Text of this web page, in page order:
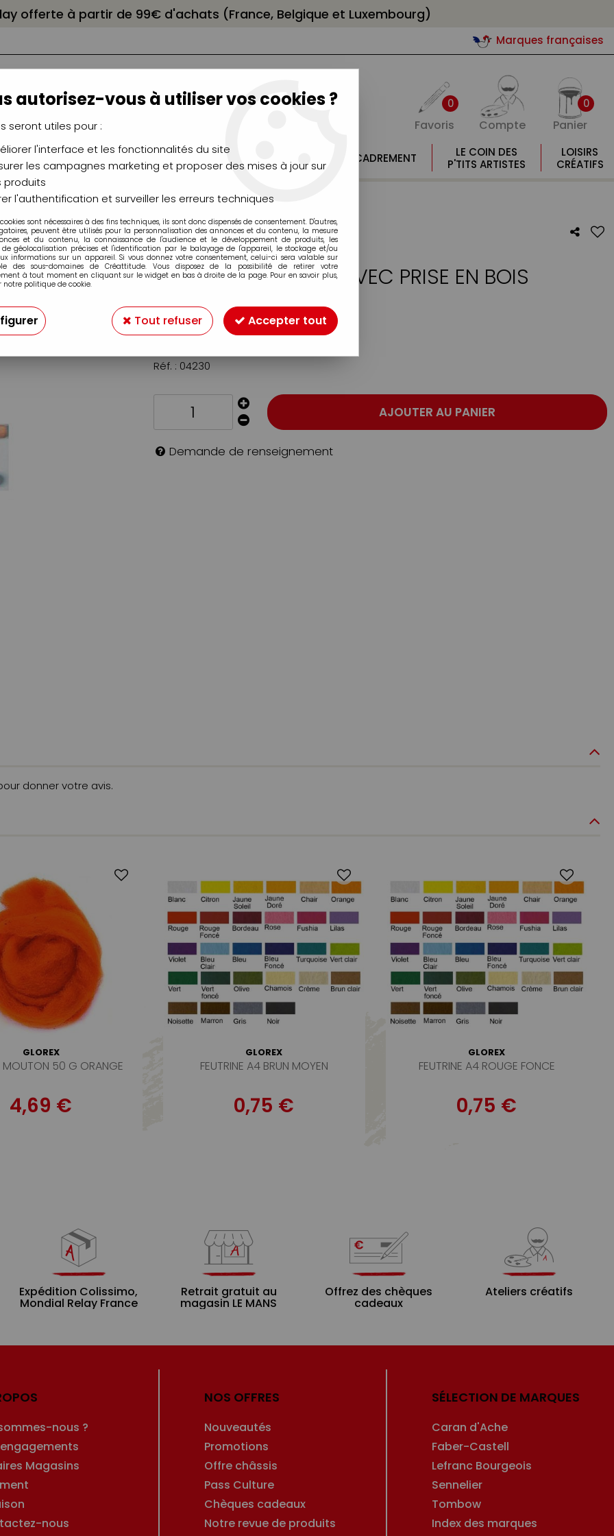
offerte à partir de 99€ d'achats (France, Belgique et Luxembourg)
Marques françaises
0
Favoris Compte
0
Panier
CHÂSSIS
CHEVALETS
AÉROGRAPHIE
MODÉLISME
MOULAGE
ENCADREMENT
LE COIN DES
P'TITS ARTISTES
LOISIRS
CRÉATIFS
Crochets, Anneaux>AIGUILLE A FEUTRER AVEC PRISE EN BOIS
AIGUILLE A FEUTRER AVEC PRISE EN BOIS
Soyez le premier à donner votre avis !
6,50 €TTC
Réf. : 04230
AJOUTER AU PANIER
Demande de renseignement
donner votre avis.
GLOREX
MOUTON 50 G ORANGE
4,69 €
GLOREX
FEUTRINE A4 BRUN MOYEN
0,75 €
GLOREX
FEUTRINE A4 ROUGE FONCE
0,75 €
Expédition Colissimo,
Mondial Relay France
Retrait gratuit au
magasin LE MANS
Offrez des chèques
cadeaux
Ateliers créatifs
nous ?
Magasins
nous
NOS OFFRES
Nouveautés
Promotions
Offre châssis
Pass Culture
Chèques cadeaux
Notre revue de produits
SÉLECTION DE MARQUES
Caran d'Ache
Faber-Castell
Lefranc Bourgeois
Sennelier
Tombow
Index des marques
autorisez-vous à utiliser vos cookies ?
seront utiles pour :
l'interface et les fonctionnalités du site
les campagnes marketing et proposer des mises à jour sur
produits
l'authentification et surveiller les erreurs techniques
sont nécessaires à des fins techniques, ils sont donc dispensés de consentement. D'autres,
peuvent être utilisés pour la personnalisation des annonces et du contenu, la mesure
et du contenu, la connaissance de l'audience et le développement de produits, les
de géolocalisation précises et l'identification par le balayage de l'appareil, le stockage et/ou
informations sur un appareil. Si vous donnez votre consentement, celui-ci sera valable sur
des sous-domaines de Créattitude. Vous disposez de la possibilité de retirer votre
à tout moment en cliquant sur le widget en bas à droite de la page. Pour en savoir plus,
notre politique de cookie.
Tout refuser Accepter tout